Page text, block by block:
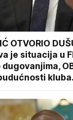
OTVORIO
je situacija u